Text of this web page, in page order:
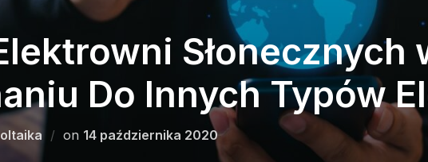
Słonecznych
Do Innych Typów
on Posted
14 października 2020